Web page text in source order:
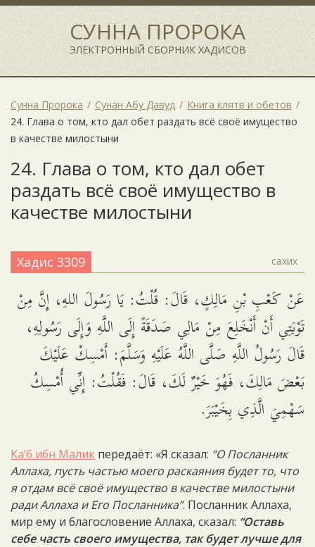
СУННА ПРОРОКА
ЭЛЕКТРОННЫЙ СБОРНИК ХАДИСОВ
Сунна Пророка Сунан Абу Давуд
Книга клятв и обетов
24. Глава о том, кто дал обет раздать всё своё имущество
в качестве милостыни
24. Глава о том, кто дал обет
раздать всё своё имущество в
качестве милостыни
Хадис 3309 сахих
عَنْ كَعْبِ بْنِ مَالِكٍ، قَالَ: قُلْتُ: يَا رَسُولَ اللهِ، إِنَّ مِنْ
تَوْبَتِي أَنْ أَنْخَلِعَ مِنْ مَالِي صَدَقَةً إِلَى اللَّهِ وَإِلَى رَسُولِهِ،
قَالَ رَسُولُ اللَّهِ صَلَّى اللَّهُ عَلَيْهِ وَسَلَّمَ: أَمْسِكْ عَلَيْكَ
بَعْضَ مَالِكَ، فَهُوَ خَيْرٌ لَكَ، قَالَ: فَقُلْتُ: إِنِّي أُمْسِكُ
سَهْمِيَ الَّذِي بِخَيْبَرَ.
Ка‘б ибн Малик передаёт: «Я сказал: “О Посланник
Аллаха, пусть частью моего раскаяния будет то, что
я отдам всё своё имущество в качестве милостыни
ради Аллаха и Его Посланника”. Посланник Аллаха,
мир ему и благословение Аллаха, сказал: “Оставь
себе часть своего имущества, так будет лучше для